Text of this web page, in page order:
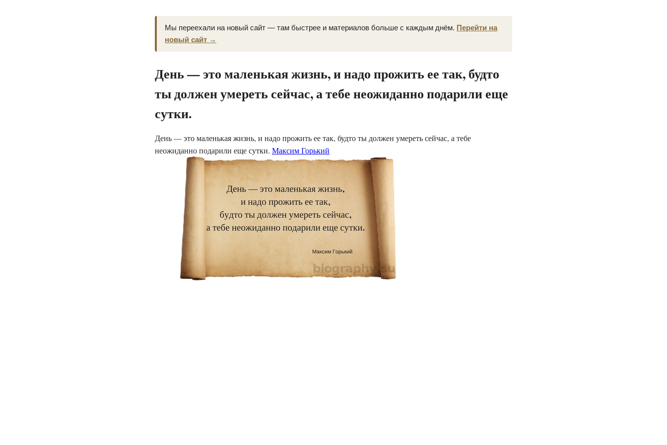
Мы переехали на новый сайт — там быстрее и материалов больше с каждым днём. Перейти на
новый сайт →
День — это маленькая жизнь, и надо прожить ее так, будто
ты должен умереть сейчас, а тебе неожиданно подарили еще
сутки.
День — это маленькая жизнь, и надо прожить ее так, будто ты должен умереть сейчас, а тебе
неожиданно подарили еще сутки. Максим Горький